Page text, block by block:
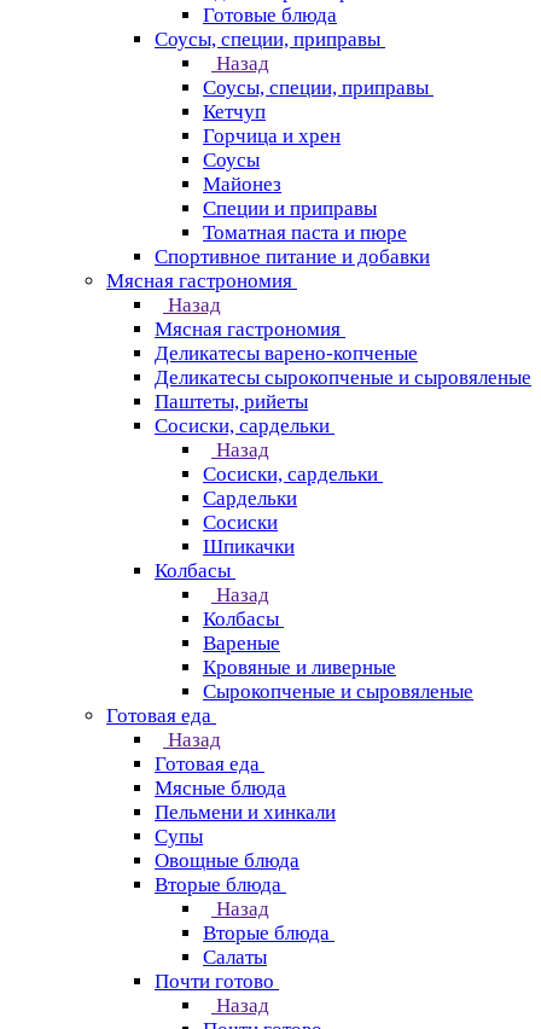
Готовые блюда
Соусы, специи, приправы
Назад
Соусы, специи, приправы
Кетчуп
Горчица и хрен
Соусы
Майонез
Специи и приправы
Томатная паста и пюре
Спортивное питание и добавки
Мясная гастрономия
Назад
Мясная гастрономия
Деликатесы варено-копченые
Деликатесы сырокопченые и сыровяленые
Паштеты, рийеты
Сосиски, сардельки
Назад
Сосиски, сардельки
Сардельки
Сосиски
Шпикачки
Колбасы
Назад
Колбасы
Вареные
Кровяные и ливерные
Сырокопченые и сыровяленые
Готовая еда
Назад
Готовая еда
Мясные блюда
Пельмени и хинкали
Супы
Овощные блюда
Вторые блюда
Назад
Вторые блюда
Салаты
Почти готово
Назад